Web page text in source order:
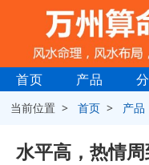
首页 产品
当前位置 >首页 > 产品
水平高，热情